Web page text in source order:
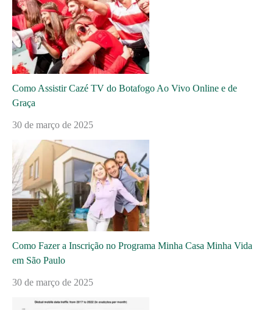
Como Assistir Cazé TV do Botafogo Ao Vivo Online e de
Graça
30 de março de 2025
Como Fazer a Inscrição no Programa Minha Casa Minha Vida
em São Paulo
30 de março de 2025